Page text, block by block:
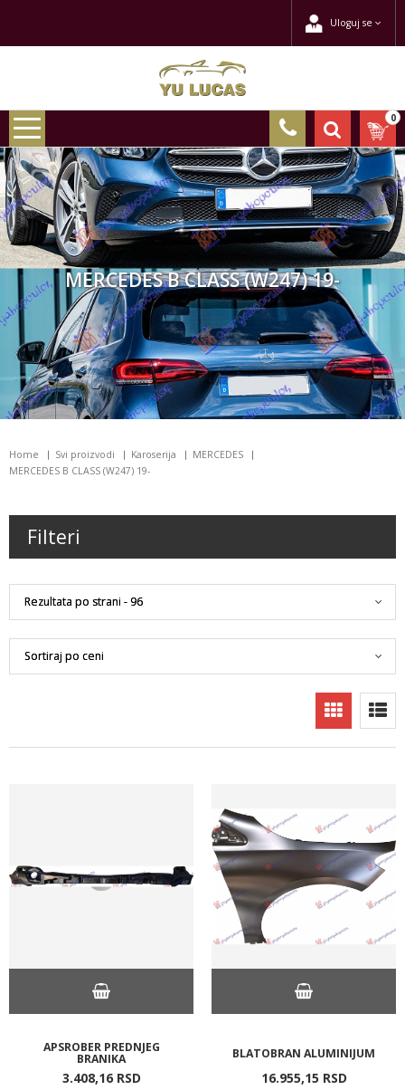
Uloguj se
0
MERCEDES B CLASS (W247) 19-
Home Svi proizvodi Karoserija
MERCEDES
MERCEDES B CLASS (W247) 19-
Filteri
APSROBER PREDNJEG
BRANIKA
3.408,16 RSD
BLATOBRAN ALUMINIJUM
16.955,15 RSD